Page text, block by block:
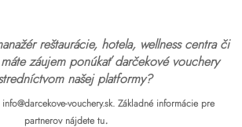
reštaurácie, hotela, wellness centra či
záujem ponúkať darčekové vouchery
našej platformy?
info@darcekove-vouchery.sk. Základné informácie pre
partnerov nájdete tu.